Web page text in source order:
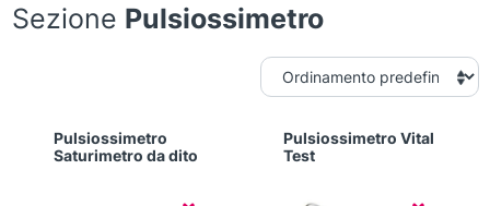
Sezione Pulsiossimetro
Pulsiossimetro
Saturimetro da dito
Pulsiossimetro Vital
Test